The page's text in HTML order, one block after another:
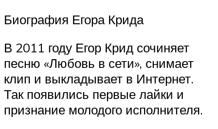
Биография Егора Крида
В 2011 году Егор Крид сочиняет
песню «Любовь в сети», снимает
клип и выкладывает в Интернет.
Так появились первые лайки и
признание молодого исполнителя.